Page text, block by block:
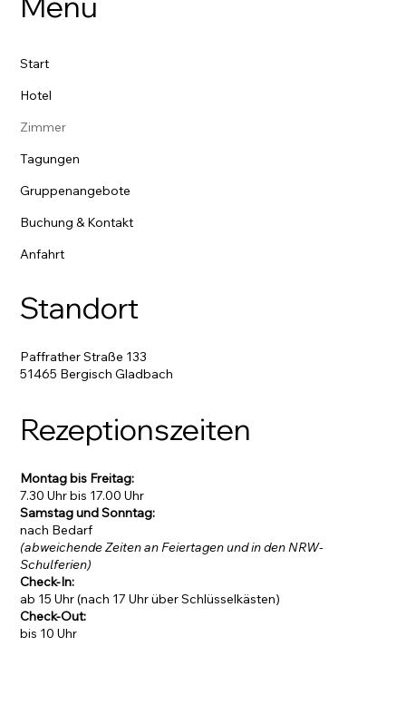
Start
Hotel
Zimmer
Tagungen
Gruppenangebote
Buchung & Kontakt
Anfahrt
Standort
Paffrather Straße 133
51465 Bergisch Gladbach
Rezeptionszeiten
Montag bis Freitag:
7.30 Uhr bis 17.00 Uhr
Samstag und Sonntag:
nach Bedarf
(abweichende Zeiten an Feiertagen und in den NRW-
Schulferien)
Check-In:
ab 15 Uhr (nach 17 Uhr über Schlüsselkästen)
Check-Out:
bis 10 Uhr